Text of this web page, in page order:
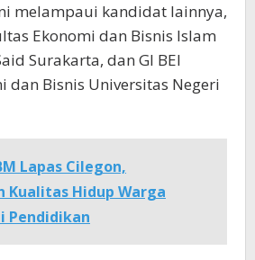
melampaui kandidat lainnya,
Ekonomi dan Bisnis Islam
Surakarta, dan GI BEI
dan Bisnis Universitas Negeri
Lapas Cilegon,
Kualitas Hidup Warga
Pendidikan